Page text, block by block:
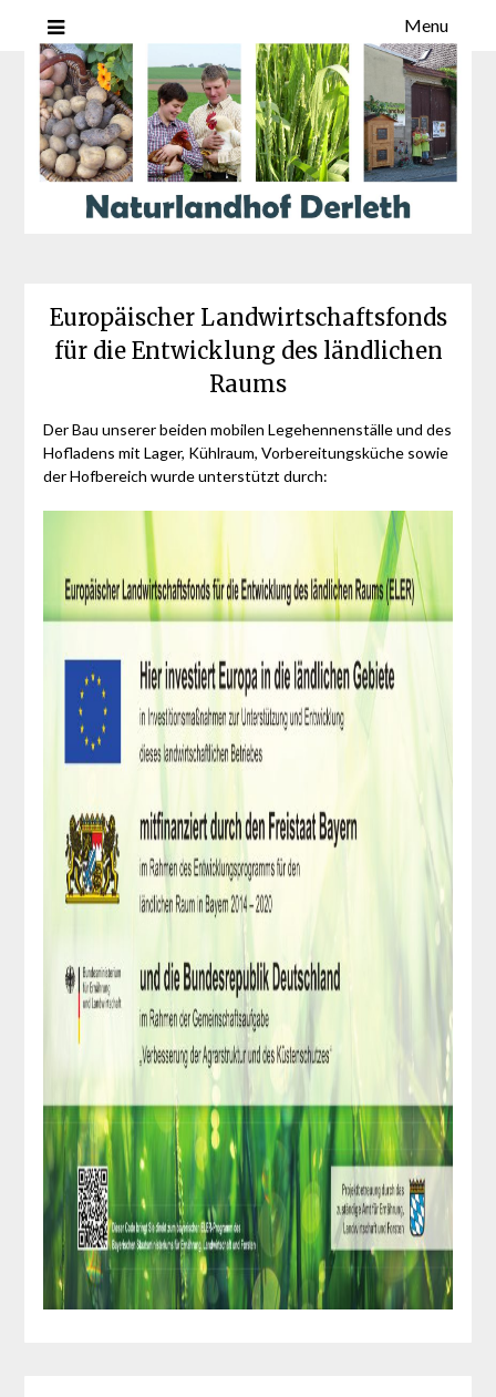
Menu
Europäischer Landwirtschaftsfonds
für die Entwicklung des ländlichen
Raums
Der Bau unserer beiden mobilen Legehennenställe und des
Hofladens mit Lager, Kühlraum, Vorbereitungsküche sowie
der Hofbereich wurde unterstützt durch: